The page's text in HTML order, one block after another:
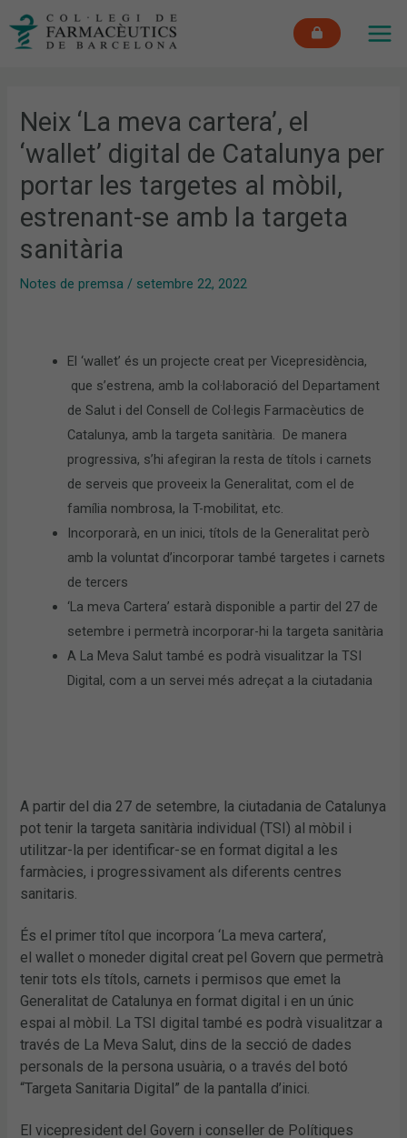
Neix ‘La meva cartera’, el
‘wallet’ digital de Catalunya per
portar les targetes al mòbil,
estrenant-se amb la targeta
sanitària
Notes de premsa / setembre 22, 2022
El ‘wallet’ és un projecte creat per Vicepresidència,
que s’estrena, amb la col·laboració del Departament
de Salut i del Consell de Col·legis Farmacèutics de
Catalunya, amb la targeta sanitària. De manera
progressiva, s’hi afegiran la resta de títols i carnets
de serveis que proveeix la Generalitat, com el de
família nombrosa, la T-mobilitat, etc.
Incorporarà, en un inici, títols de la Generalitat però
amb la voluntat d’incorporar també targetes i carnets
de tercers
‘La meva Cartera’ estarà disponible a partir del 27 de
setembre i permetrà incorporar-hi la targeta sanitària
A La Meva Salut també es podrà visualitzar la TSI
Digital, com a un servei més adreçat a la ciutadania
A partir del dia 27 de setembre, la ciutadania de Catalunya
pot tenir la targeta sanitària individual (TSI) al mòbil i
utilitzar-la per identificar-se en format digital a les
farmàcies, i progressivament als diferents centres
sanitaris.
És el primer títol que incorpora ‘La meva cartera’,
el wallet o moneder digital creat pel Govern que permetrà
tenir tots els títols, carnets i permisos que emet la
Generalitat de Catalunya en format digital i en un únic
espai al mòbil. La TSI digital també es podrà visualitzar a
través de La Meva Salut, dins de la secció de dades
personals de la persona usuària, o a través del botó
“Targeta Sanitaria Digital” de la pantalla d’inici.
El vicepresident del Govern i conseller de Polítiques